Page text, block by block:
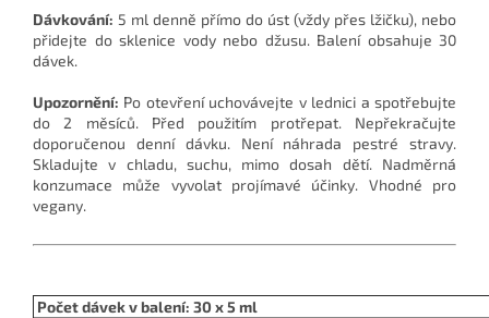
Dávkování: 5 ml denně přímo do úst (vždy přes lžičku), nebo
přidejte do sklenice vody nebo džusu. Balení obsahuje 30
dávek.
Upozornění: Po otevření uchovávejte v lednici a spotřebujte
do 2 měsíců. Před použitím protřepat. Nepřekračujte
doporučenou denní dávku. Není náhrada pestré stravy.
Skladujte v chladu, suchu, mimo dosah dětí. Nadměrná
konzumace může vyvolat projímavé účinky. Vhodné pro
vegany.
Počet dávek v balení: 30 x 5 ml